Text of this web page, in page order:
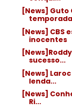
[News]
[News] CBS
inocentes
sucesso...
[News]
lenda...
[News]
Ri...